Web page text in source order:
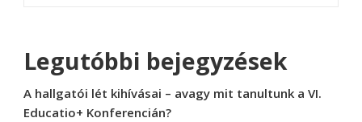
Legutóbbi bejegyzések
A hallgatói lét kihívásai – avagy mit tanultunk a VI.
Educatio+ Konferencián?